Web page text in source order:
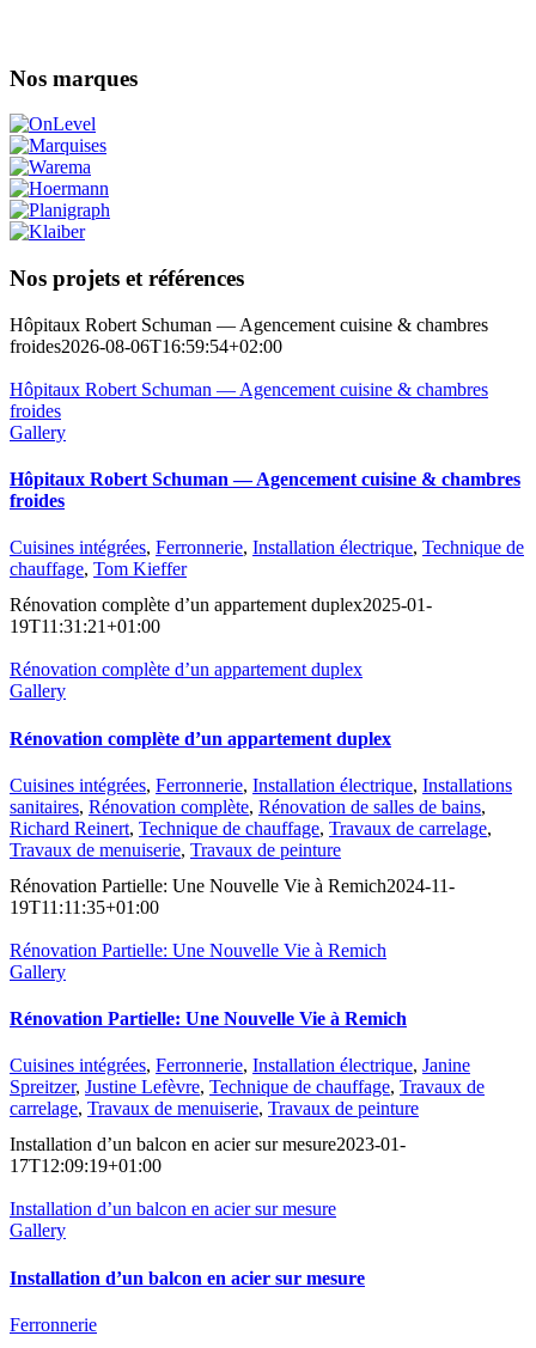
Nos marques
Nos projets et références
Hôpitaux Robert Schuman — Agencement cuisine & chambres
froides2026-08-06T16:59:54+02:00
Hôpitaux Robert Schuman — Agencement cuisine & chambres
froides
Gallery
Hôpitaux Robert Schuman — Agencement cuisine & chambres
froides
Cuisines intégrées, Ferronnerie, Installation électrique, Technique de
chauffage, Tom Kieffer
Rénovation complète d’un appartement duplex2025-01-
19T11:31:21+01:00
Rénovation complète d’un appartement duplex
Gallery
Rénovation complète d’un appartement duplex
Cuisines intégrées, Ferronnerie, Installation électrique, Installations
sanitaires, Rénovation complète, Rénovation de salles de bains,
Richard Reinert, Technique de chauffage, Travaux de carrelage,
Travaux de menuiserie, Travaux de peinture
Rénovation Partielle: Une Nouvelle Vie à Remich2024-11-
19T11:11:35+01:00
Rénovation Partielle: Une Nouvelle Vie à Remich
Gallery
Rénovation Partielle: Une Nouvelle Vie à Remich
Cuisines intégrées, Ferronnerie, Installation électrique, Janine
Spreitzer, Justine Lefèvre, Technique de chauffage, Travaux de
carrelage, Travaux de menuiserie, Travaux de peinture
Installation d’un balcon en acier sur mesure2023-01-
17T12:09:19+01:00
Installation d’un balcon en acier sur mesure
Gallery
Installation d’un balcon en acier sur mesure
Ferronnerie